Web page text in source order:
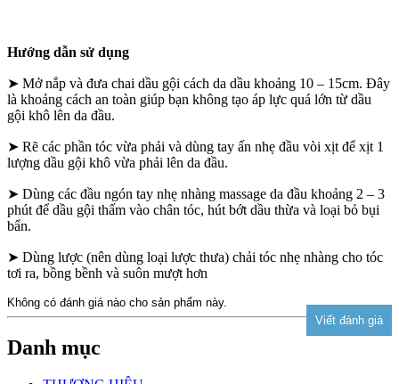
Hướng dẫn sử dụng
➤ Mở nắp và đưa chai dầu gội cách da dầu khoảng 10 – 15cm. Đây
là khoảng cách an toàn giúp bạn không tạo áp lực quá lớn từ dầu
gội khô lên da đầu.
➤ Rẽ các phần tóc vừa phải và dùng tay ấn nhẹ đầu vòi xịt để xịt 1
lượng dầu gội khô vừa phải lên da đầu.
➤ Dùng các đầu ngón tay nhẹ nhàng massage da đầu khoảng 2 – 3
phút để dầu gội thấm vào chân tóc, hút bớt dầu thừa và loại bỏ bụi
bẩn.
➤ Dùng lược (nên dùng loại lược thưa) chải tóc nhẹ nhàng cho tóc
tơi ra, bồng bềnh và suôn mượt hơn
Không có đánh giá nào cho sản phẩm này.
Danh mục